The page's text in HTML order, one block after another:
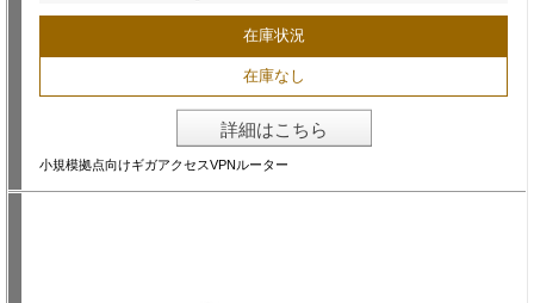
在庫状況
在庫なし
詳細はこちら
小規模拠点向けギガアクセスVPNルーター